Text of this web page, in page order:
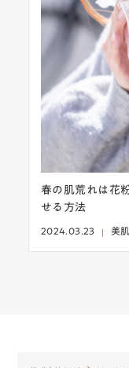
春の肌荒れは花粉が
せる方法
2024.03.23 美肌菌